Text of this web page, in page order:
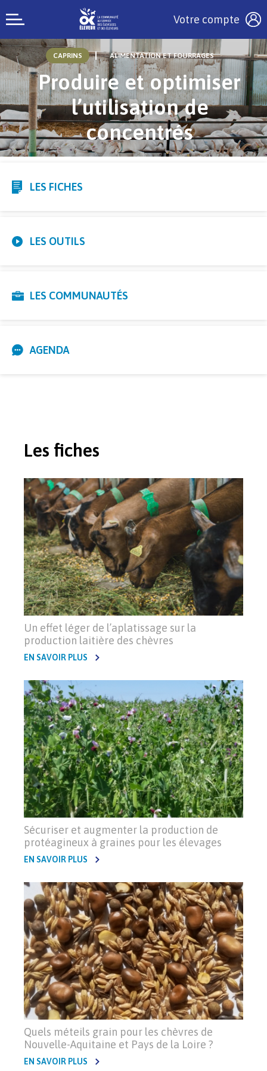
Votre compte
CAPRINS ALIMENTATION ET FOURRAGES
Produire et optimiser
l’utilisation de
concentrés
LES FICHES
LES OUTILS
LES COMMUNAUTÉS
AGENDA
Les fiches
Un effet léger de l’aplatissage sur la
production laitière des chèvres
EN SAVOIR PLUS
Sécuriser et augmenter la production de
protéagineux à graines pour les élevages
EN SAVOIR PLUS
Quels méteils grain pour les chèvres de
Nouvelle-Aquitaine et Pays de la Loire ?
EN SAVOIR PLUS